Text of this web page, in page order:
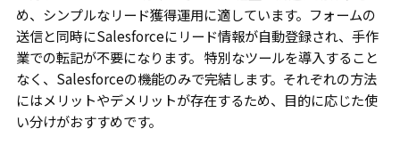
め、シンプルなリード獲得運用に適しています。フォームの
送信と同時にSalesforceにリード情報が自動登録され、手作
業での転記が不要になります。 特別なツールを導入すること
なく、Salesforceの機能のみで完結します。それぞれの方法
にはメリットやデメリットが存在するため、目的に応じた使
い分けがおすすめです。